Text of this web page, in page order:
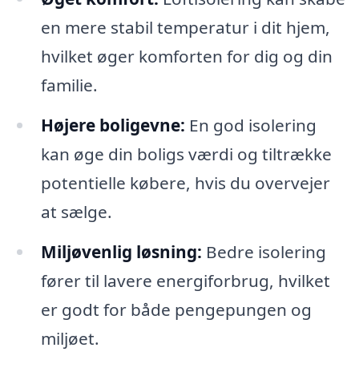
en mere stabil temperatur i dit hjem,
hvilket øger komforten for dig og din
familie.
Højere boligevne: En god isolering
kan øge din boligs værdi og tiltrække
potentielle købere, hvis du overvejer
at sælge.
Miljøvenlig løsning: Bedre isolering
fører til lavere energiforbrug, hvilket
er godt for både pengepungen og
miljøet.